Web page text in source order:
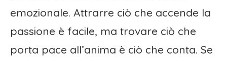
emozionale. Attrarre ciò che accende la
passione è facile, ma trovare ciò che
porta pace all’anima è ciò che conta. Se